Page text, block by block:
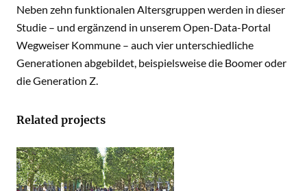
Neben zehn funktionalen Altersgruppen werden in dieser
Studie – und ergänzend in unserem Open-Data-Portal
Wegweiser Kommune – auch vier unterschiedliche
Generationen abgebildet, beispielsweise die Boomer oder
die Generation Z.
Related projects